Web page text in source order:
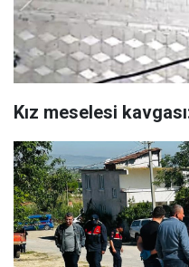
Kız meselesi